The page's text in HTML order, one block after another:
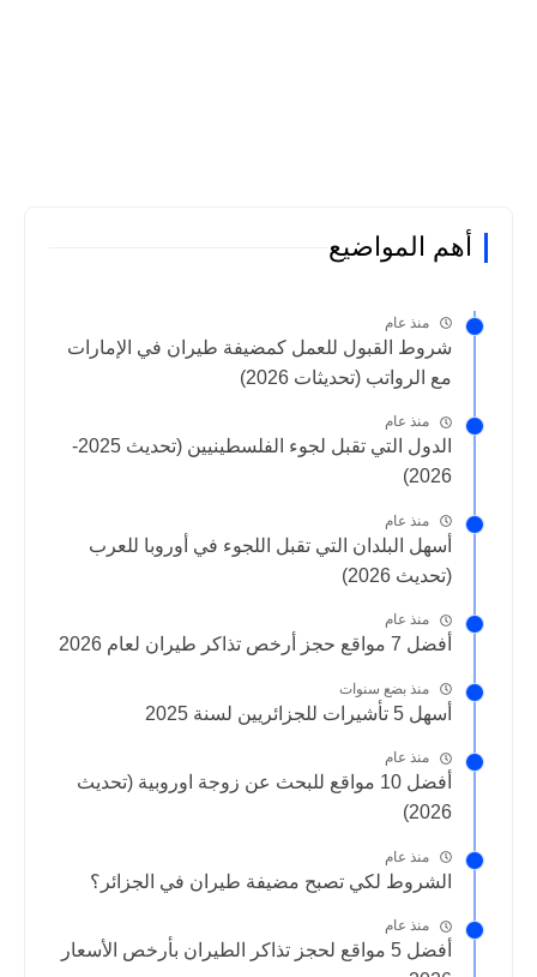
أهم المواضيع
منذ عام
شروط القبول للعمل كمضيفة طيران في الإمارات
مع الرواتب (تحديثات 2026)
منذ عام
الدول التي تقبل لجوء الفلسطينيين (تحديث 2025-
2026)
منذ عام
أسهل البلدان التي تقبل اللجوء في أوروبا للعرب
(تحديث 2026)
منذ عام
أفضل 7 مواقع حجز أرخص تذاكر طيران لعام 2026
منذ بضع سنوات
أسهل 5 تأشيرات للجزائريين لسنة 2025
منذ عام
أفضل 10 مواقع للبحث عن زوجة اوروبية (تحديث
2026)
منذ عام
الشروط لكي تصبح مضيفة طيران في الجزائر؟
منذ عام
أفضل 5 مواقع لحجز تذاكر الطيران بأرخص الأسعار